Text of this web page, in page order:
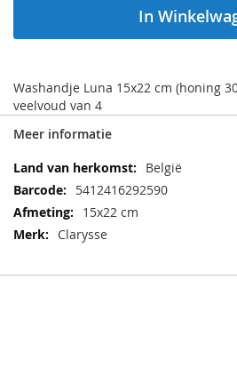
In
Washandje Luna 15x22 cm (honing
veelvoud van 4
Meer informatie
Meer
informatie
België
5412416292590
15x22 cm
Clarysse